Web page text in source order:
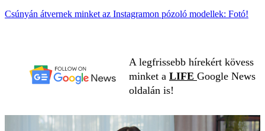
Csúnyán átvernek minket az Instagramon pózoló modellek: Fotó!
A legfrissebb hírekért kövess
minket a LIFE Google News
oldalán is!